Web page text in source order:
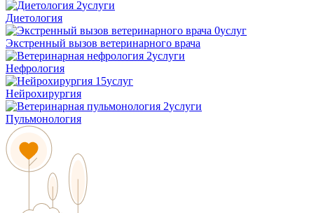
2услуги
Диетология
0услуг
Экстренный вызов ветеринарного врача
2услуги
Нефрология
15услуг
Нейрохирургия
2услуги
Пульмонология